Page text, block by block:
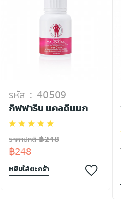
รหัส : 40509
กิฟฟารีน แคลดีแมก
ราคาปกติ ฿248
฿248
หยิบใส่ตะกร้า